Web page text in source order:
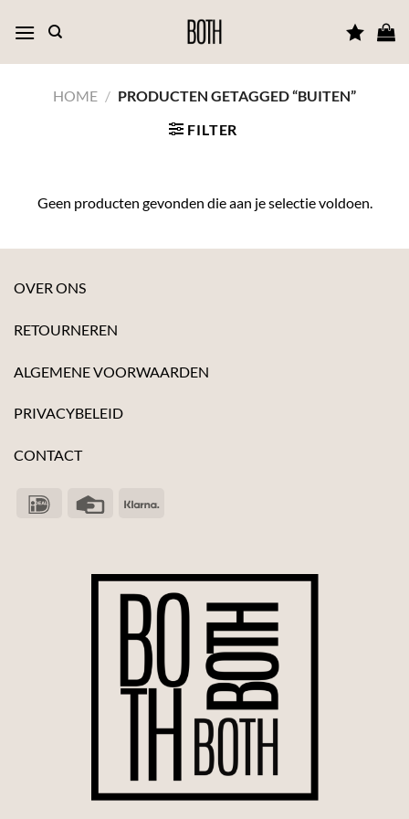
naar
HOME / PRODUCTEN GETAGGED “BUITEN”
FILTER
Geen producten gevonden die aan je selectie voldoen.
OVER ONS
RETOURNEREN
ALGEMENE VOORWAARDEN
PRIVACYBELEID
CONTACT